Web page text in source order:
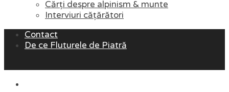
Cărți despre alpinism & munte
Interviuri cățărători
Contact
De ce Fluturele de Piatră